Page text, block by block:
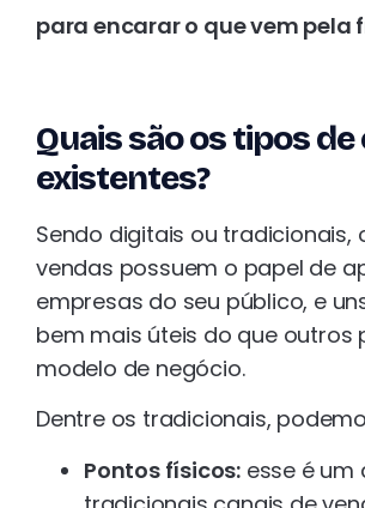
para encarar o que vem pela
Quais são os tipos de
existentes?
Sendo digitais ou tradicionais,
vendas possuem o papel de
empresas do seu público, e
bem mais úteis do que outros
modelo de negócio.
Dentre os tradicionais,
Pontos físicos: esse é um